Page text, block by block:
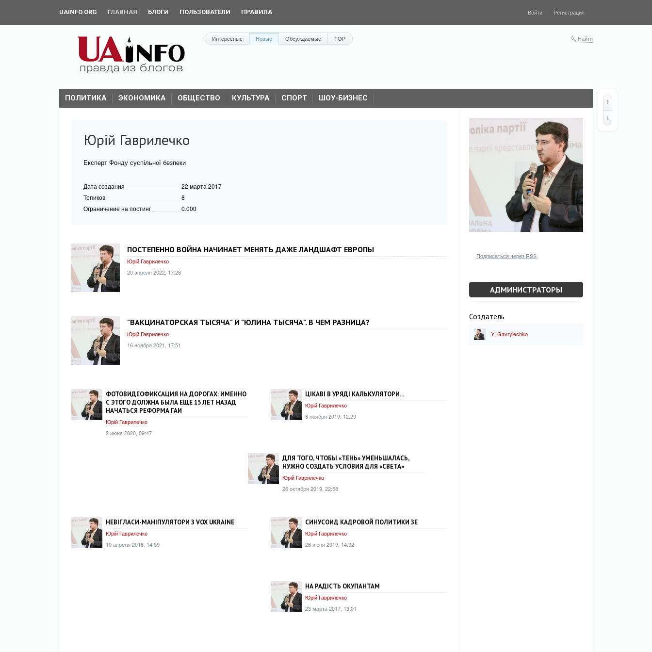
UAINFO.ORG ГЛАВНАЯ БЛОГИ ПОЛЬЗОВАТЕЛИ ПРАВИЛА Войти Регистрация
Найти
Интересные Новые Обсуждаемые TOP
ПОЛИТИКА ЭКОНОМИКА ОБЩЕСТВО КУЛЬТУРА СПОРТ ШОУ-БИЗНЕС
Юрій Гаврилечко
Експерт Фонду суспільної безпеки
Дата создания
22 марта 2017
Топиков
8
Ограничение на постинг
0.000
ПОСТЕПЕННО ВОЙНА НАЧИНАЕТ МЕНЯТЬ ДАЖЕ ЛАНДШАФТ ЕВРОПЫ
Юрій Гаврилечко
20 апреля 2022, 17:28
"ВАКЦИНАТОРСКАЯ ТЫСЯЧА" И "ЮЛИНА ТЫСЯЧА". В ЧЕМ РАЗНИЦА?
Юрій Гаврилечко
16 ноября 2021, 17:51
ФОТОВИДЕОФИКСАЦИЯ НА ДОРОГАХ: ИМЕННО
С ЭТОГО ДОЛЖНА БЫЛА ЕЩЕ 15 ЛЕТ НАЗАД
НАЧАТЬСЯ РЕФОРМА ГАИ
Юрій Гаврилечко
2 июня 2020, 09:47
ЦІКАВІ В УРЯДІ КАЛЬКУЛЯТОРИ...
Юрій Гаврилечко
6 ноября 2019, 12:29
ДЛЯ ТОГО, ЧТОБЫ «ТЕНЬ» УМЕНЬШАЛАСЬ,
НУЖНО СОЗДАТЬ УСЛОВИЯ ДЛЯ «СВЕТА»
Юрій Гаврилечко
26 октября 2019, 22:58
СИНУСОИД КАДРОВОЙ ПОЛИТИКИ ЗЕ
Юрій Гаврилечко
26 июня 2019, 14:32
НЕВІГЛАСИ-МАНІПУЛЯТОРИ З VOX UKRAINE
Юрій Гаврилечко
10 апреля 2018, 14:59
НА РАДІСТЬ ОКУПАНТАМ
Юрій Гаврилечко
23 марта 2017, 13:01
Подписаться через RSS
АДМИНИСТРАТОРЫ
Создатель
Y_Gavrylechko